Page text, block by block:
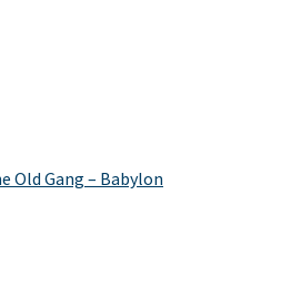
Old Gang – Babylon